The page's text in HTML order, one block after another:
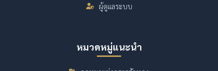
ผู้ดูแลระบบ
หมวดหมู่แนะนำ